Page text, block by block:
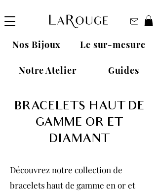
Nos Bijoux Le sur-mesure
Notre Atelier Guides
BRACELETS HAUT DE
GAMME OR ET
DIAMANT
Découvrez notre collection de
bracelets haut de gamme en or et